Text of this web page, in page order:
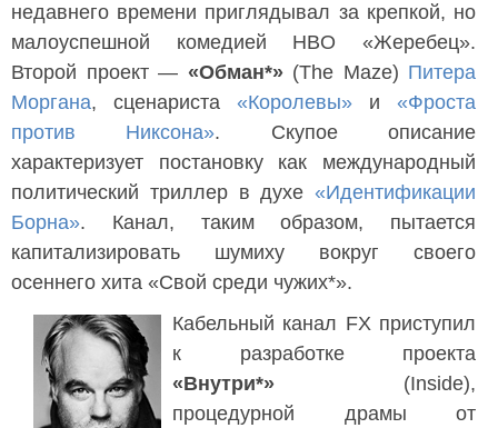
недавнего времени приглядывал за крепкой, но
малоуспешной комедией HBO «Жеребец».
Второй проект — «Обман*»(The Maze) Питера
Моргана, сценариста «Королевы» и «Фроста
против Никсона». Скупое описание
характеризует постановку как международный
политический триллер в духе «Идентификации
Борна». Канал, таким образом, пытается
капитализировать шумиху вокруг своего
осеннего хита «Свой среди чужих*».
Кабельный канал FX приступил
к разработке проекта
«Внутри*» (Inside),
процедурной драмы от